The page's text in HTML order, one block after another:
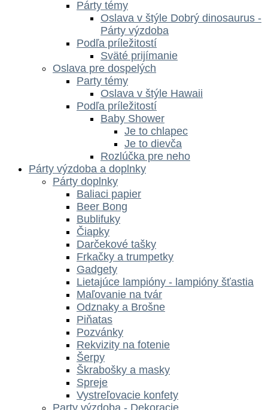
Párty témy
Oslava v štýle Dobrý dinosaurus -
Párty výzdoba
Podľa príležitostí
Sväté prijímanie
Oslava pre dospelých
Party témy
Oslava v štýle Hawaii
Podľa príležitostí
Baby Shower
Je to chlapec
Je to dievča
Rozlúčka pre neho
Párty výzdoba a doplnky
Párty doplnky
Baliaci papier
Beer Bong
Bublifuky
Čiapky
Darčekové tašky
Frkačky a trumpetky
Gadgety
Lietajúce lampióny - lampióny šťastia
Maľovanie na tvár
Odznaky a Brošne
Piňatas
Pozvánky
Rekvizity na fotenie
Šerpy
Škrabošky a masky
Spreje
Vystreľovacie konfety
Party výzdoba - Dekoracie